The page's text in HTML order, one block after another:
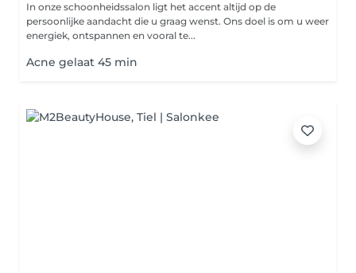
In onze schoonheidssalon ligt het accent altijd op de
persoonlijke aandacht die u graag wenst. Ons doel is om u weer
energiek, ontspannen en vooral te...
Acne gelaat 45 min